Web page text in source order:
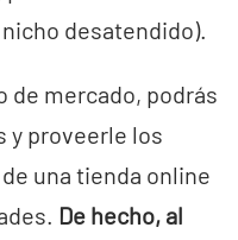
desatendido).
de mercado, podrás
y proveerle los
una tienda online
De hecho, al